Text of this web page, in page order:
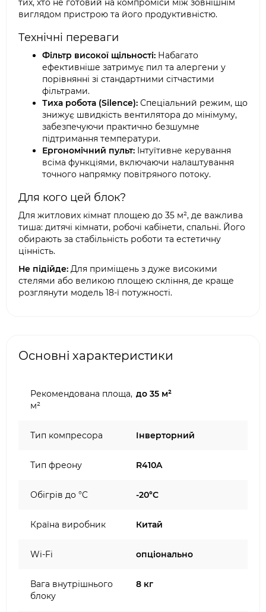
тих, хто не готовий на компроміси між зовнішнім
виглядом пристрою та його продуктивністю.
Технічні переваги
Фільтр високої щільності: Набагато
ефективніше затримує пил та алергени у
порівнянні зі стандартними сітчастими
фільтрами.
Тиха робота (Silence): Спеціальний режим, що
знижує швидкість вентилятора до мінімуму,
забезпечуючи практично безшумне
підтримання температури.
Ергономічний пульт: Інтуїтивне керування
всіма функціями, включаючи налаштування
точного напрямку повітряного потоку.
Для кого цей блок?
Для житлових кімнат площею до 35 м², де важлива
тиша: дитячі кімнати, робочі кабінети, спальні. Його
обирають за стабільність роботи та естетичну
цінність.
Не підійде: Для приміщень з дуже високими
стелями або великою площею скління, де краще
розглянути модель 18-ї потужності.
Основні характеристики
Рекомендована площа,
м²
до 35 м²
Тип компресора Інверторний
Тип фреону R410A
Обігрів до °C -20°C
Країна виробник Китай
Wi-Fi опціонально
Вага внутрішнього
блоку
8 кг